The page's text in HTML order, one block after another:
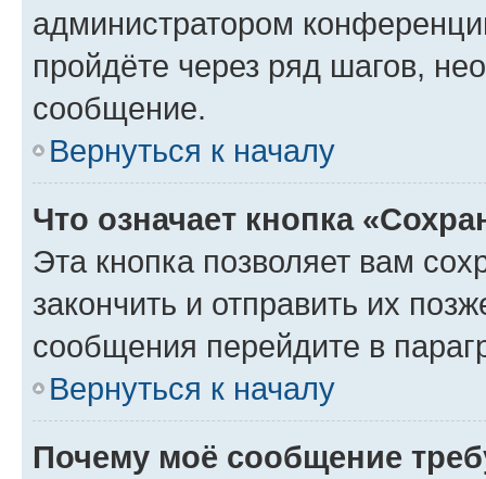
администратором
пройдёте через ряд шагов,
сообщение.
Вернуться к началу
Что означает кнопка
Эта кнопка позволяет вам
закончить и отправить их
сообщения перейдите в
Вернуться к началу
Почему моё сообщение